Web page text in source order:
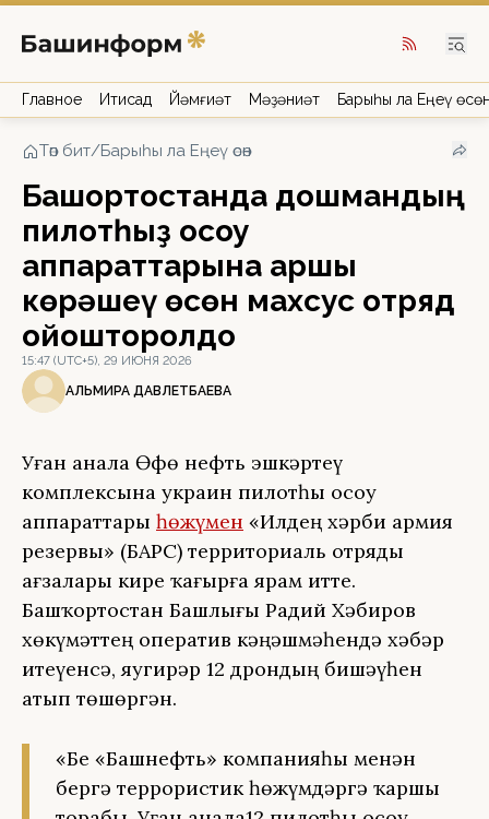
Главное Иҡтисад Йәмғиәт Мәҙәниәт Барыһы ла Еңеү
Төп бит/Барыһы ла Еңеү өсөн
Башҡортостанда дошмандың
пилотһыҙ осоу
аппараттарына ҡаршы
көрәшеү өсөн махсус отряд
ойошторолдо
15:47 (UTC+5), 29 ИЮНЯ 2026
АЛЬМИРА ДАВЛЕТБАЕВА
Уҙған аҙнала Өфө нефть эшкәртеү
комплексына украин пилотһыҙ осоу
аппараттары һөжүмен «Илдең хәрби армия
резервы» (БАРС) территориаль отряды
ағзалары кире ҡағырға ярҙам итте.
Башҡортостан Башлығы Радий Хәбиров
хөкүмәттең оператив кәңәшмәһендә хәбәр
итеүенсә, яугирҙәр 12 дрондың бишәүһен
атып төшөргән.
«Беҙ «Башнефть» компанияһы менән
бергә террористик һөжүмдәргә ҡаршы